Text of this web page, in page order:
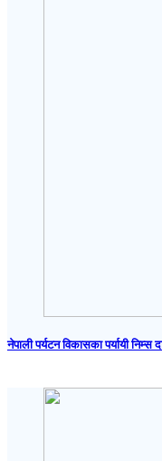
नेपाली पर्यटन विकासका पर्यायी निम्स